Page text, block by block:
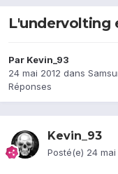
L'undervolting
Par Kevin_93
24 mai 2012 dans
Réponses
Kevin_93
Posté(e) 24 mai